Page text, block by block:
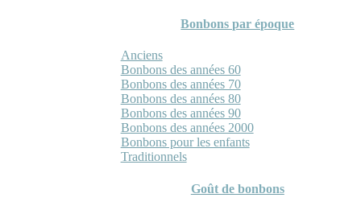
Bonbons par époque
Anciens
Bonbons des années 60
Bonbons des années 70
Bonbons des années 80
Bonbons des années 90
Bonbons des années 2000
Bonbons pour les enfants
Traditionnels
Goût de bonbons